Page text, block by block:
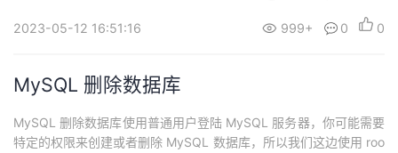
2023-05-12 16:51:16 999+ 0 0
MySQL 删除数据库
MySQL 删除数据库使用普通用户登陆 MySQL 服务器，你可能需要
特定的权限来创建或者删除 MySQL 数据库，所以我们这边使用 roo